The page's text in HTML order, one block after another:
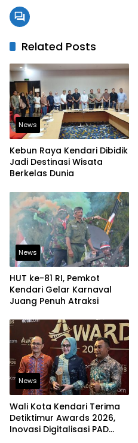
Related Posts
News
Kebun Raya Kendari Dibidik
Jadi Destinasi Wisata
Berkelas Dunia
News
HUT ke-81 RI, Pemkot
Kendari Gelar Karnaval
Juang Penuh Atraksi
News
Wali Kota Kendari Terima
Detiktimur Awards 2026,
Inovasi Digitalisasi PAD